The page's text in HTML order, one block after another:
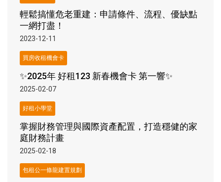
輕鬆搞懂危老重建：申請條件、流程、優缺點
一網打盡！
2023-12-11
買房收租機會卡
✨2025年 好租123 新春機會卡 第一響✨
2025-02-07
好租小學堂
掌握財務管理與國際資產配置，打造穩健的家
庭財務計畫
2025-02-18
包租公一條龍建置規劃